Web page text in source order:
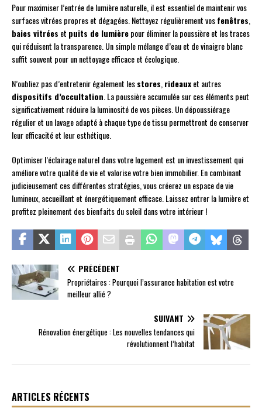
Pour maximiser l’entrée de lumière naturelle, il est essentiel de maintenir vos
surfaces vitrées propres et dégagées. Nettoyez régulièrement vosfenêtres
baies vitrées et puits de lumièrepour éliminer la poussière et les traces
qui réduisent la transparence. Un simple mélange d’eau et de vinaigre blanc
suffit souvent pour un nettoyage efficace et écologique.
N’oubliez pas d’entretenir également lesstores rideauxet autres
dispositifs d’occultation . La poussière accumulée sur ces éléments peut
significativement réduire la luminosité de vos pièces. Un dépoussiérage
régulier et un lavage adapté à chaque type de tissu permettront de conserver
leur efficacité et leur esthétique.
Optimiser l’éclairage naturel dans votre logement est un investissement qui
améliore votre qualité de vie et valorise votre bien immobilier. En combinant
judicieusement ces différentes stratégies, vous créerez un espace de vie
lumineux, accueillant et énergétiquement efficace. Laissez entrer la lumière et
profitez pleinement des bienfaits du soleil dans votre intérieur !
PRÉCÉDENT
Propriétaires : Pourquoi l’assurance habitation est votre
meilleur allié ?
SUIVANT
Rénovation énergétique : Les nouvelles tendances qui
révolutionnent l’habitat
ARTICLES RÉCENTS